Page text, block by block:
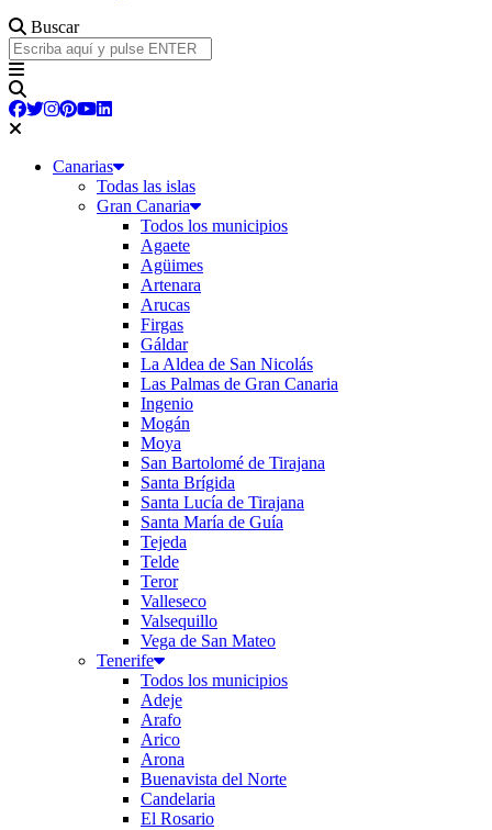
Buscar
Canarias
Todas las islas
Gran Canaria
Todos los municipios
Agaete
Agüimes
Artenara
Arucas
Firgas
Gáldar
La Aldea de San Nicolás
Las Palmas de Gran Canaria
Ingenio
Mogán
Moya
San Bartolomé de Tirajana
Santa Brígida
Santa Lucía de Tirajana
Santa María de Guía
Tejeda
Telde
Teror
Valleseco
Valsequillo
Vega de San Mateo
Tenerife
Todos los municipios
Adeje
Arafo
Arico
Arona
Buenavista del Norte
Candelaria
El Rosario